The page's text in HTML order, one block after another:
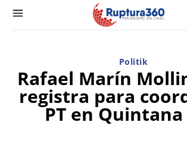
Politik
Rafael Marín
registra para
PT en Quintana